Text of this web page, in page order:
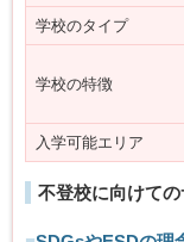
学校のタイプ
学校の特徴
入学可能エリア
不登校に向けての